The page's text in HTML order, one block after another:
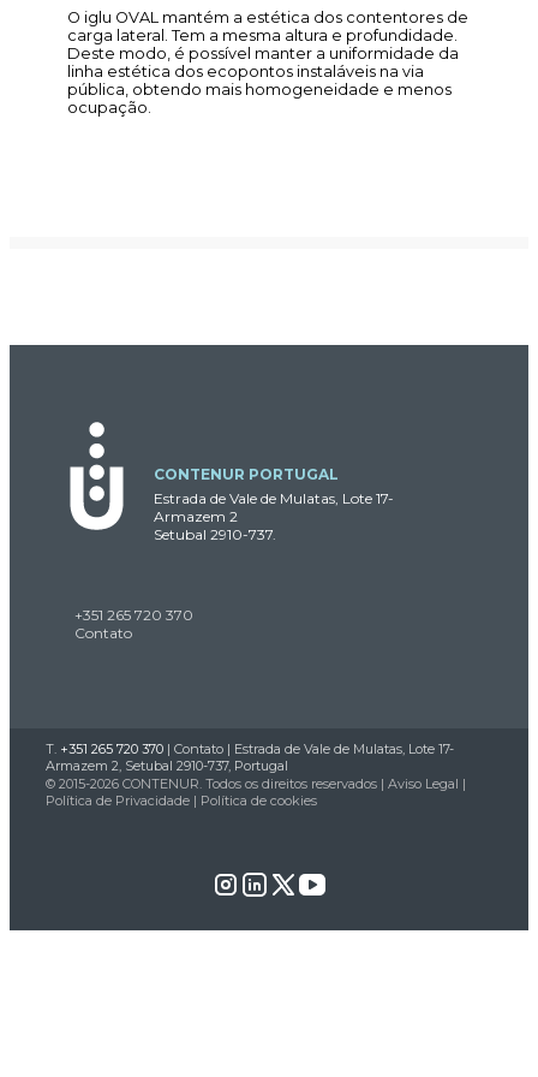
O iglu OVAL mantém a estética dos contentores de
carga lateral. Tem a mesma altura e profundidade.
Deste modo, é possível manter a uniformidade da
linha estética dos ecopontos instaláveis na via
pública, obtendo mais homogeneidade e menos
ocupação.
CONTENUR PORTUGAL
Estrada de Vale de Mulatas, Lote 17-
Armazem 2
Setubal 2910-737.
+351 265 720 370
Contato
T. +351 265 720 370 | Contato | Estrada de Vale de Mulatas, Lote 17-
Armazem 2, Setubal 2910-737, Portugal
© 2015-2026 CONTENUR. Todos os direitos reservados | Aviso Legal |
Política de Privacidade | Política de cookies